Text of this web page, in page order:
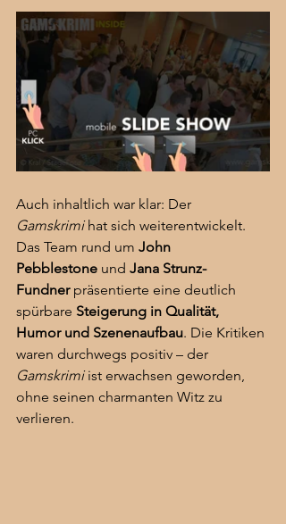
Auch inhaltlich war klar: Der
Gamskrimi hat sich weiterentwickelt.
Das Team rund um John
Pebblestone und Jana Strunz-
Fundner präsentierte eine deutlich
spürbare Steigerung in Qualität,
Humor und Szenenaufbau. Die Kritiken
waren durchwegs positiv – der
Gamskrimi ist erwachsen geworden,
ohne seinen charmanten Witz zu
verlieren.